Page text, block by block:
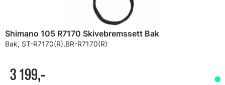
Shimano 105 R7170 Skivebremssett Bak
Bak, ST-R7170(R),BR-R7170(R)
3 199,-